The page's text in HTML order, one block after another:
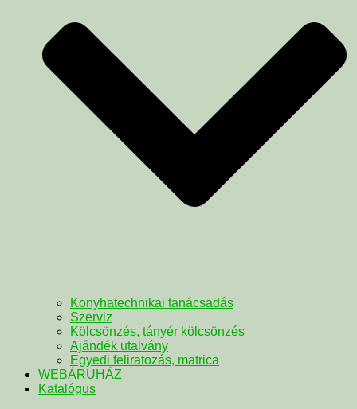
Konyhatechnikai tanácsadás
Szerviz
Kölcsönzés, tányér kölcsönzés
Ajándék utalvány
Egyedi feliratozás, matrica
WEBÁRUHÁZ
Katalógus